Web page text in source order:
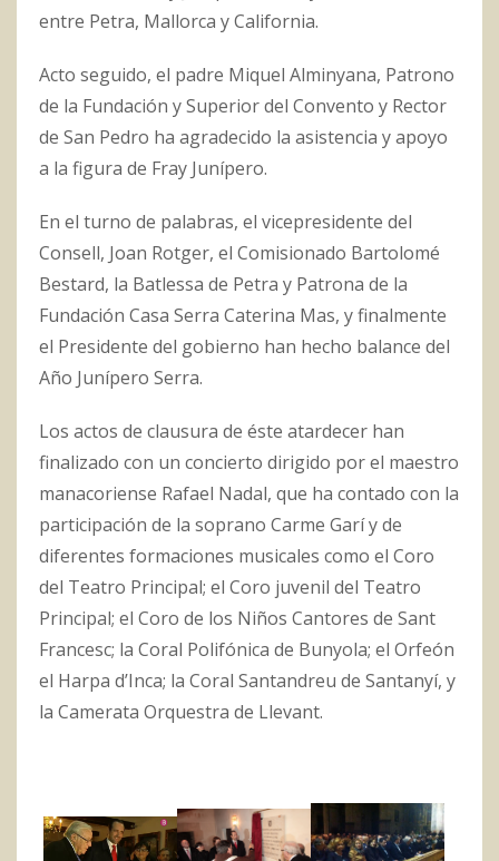
entre Petra, Mallorca y California.
Acto seguido, el padre Miquel Alminyana, Patrono
de la Fundación y Superior del Convento y Rector
de San Pedro ha agradecido la asistencia y apoyo
a la figura de Fray Junípero.
En el turno de palabras, el vicepresidente del
Consell, Joan Rotger, el Comisionado Bartolomé
Bestard, la Batlessa de Petra y Patrona de la
Fundación Casa Serra Caterina Mas, y finalmente
el Presidente del gobierno han hecho balance del
Año Junípero Serra.
Los actos de clausura de éste atardecer han
finalizado con un concierto dirigido por el maestro
manacoriense Rafael Nadal, que ha contado con la
participación de la soprano Carme Garí y de
diferentes formaciones musicales como el Coro
del Teatro Principal; el Coro juvenil del Teatro
Principal; el Coro de los Niños Cantores de Sant
Francesc; la Coral Polifónica de Bunyola; el Orfeón
el Harpa d’Inca; la Coral Santandreu de Santanyí, y
la Camerata Orquestra de Llevant.